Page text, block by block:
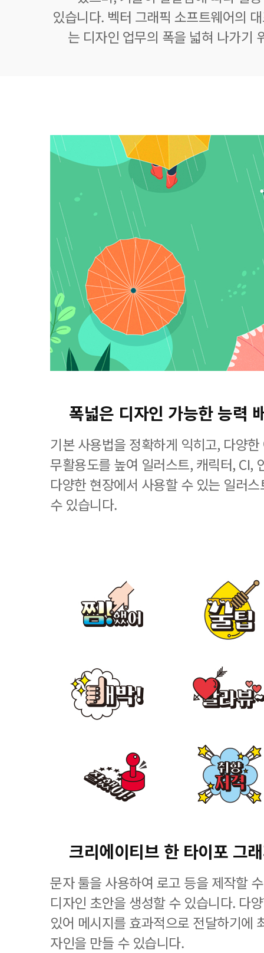
있습니다. 벡터 그래픽 소프트웨어의
는 디자인 업무의 폭을 넓혀 나가기
폭넓은 디자인 가능한 능력
기본 사용법을 정확하게 익히고, 다양
무활용도를 높여 일러스트, 캐릭터, CI,
다양한 현장에서 사용할 수 있는 일러
수 있습니다.
크리에이티브 한 타이포 그
문자 툴을 사용하여 로고 등을 제작할
디자인 초안을 생성할 수 있습니다. 다
있어 메시지를 효과적으로 전달하기에
자인을 만들 수 있습니다.